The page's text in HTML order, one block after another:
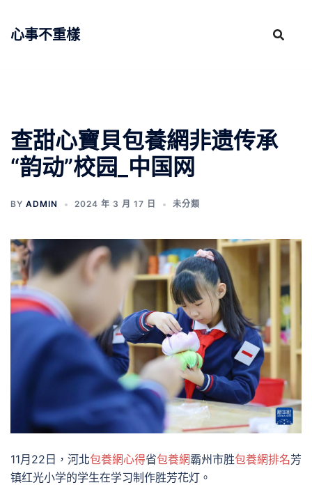
心事不重樣
查甜心寶貝包養網非遗传承
“韵动”校园_中国网
BY ADMIN 2024 年 3 月 17 日 未分類
11月22日，河北包養網心得省包養網霸州市胜包養網排名芳
镇红光小学的学生在学习制作胜芳花灯。